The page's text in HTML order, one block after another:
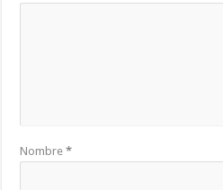
Nombre*